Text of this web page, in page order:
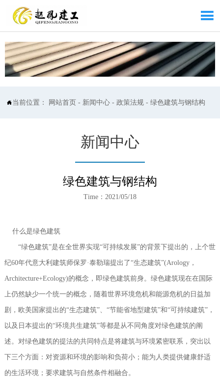

当前位置： 网站首页 - 新闻中心 -政策法规 -绿色建筑与钢结构
新闻中心
绿色建筑与钢结构
Time：2021/05/18
什么是绿色建筑
“绿色建筑”是在全世界实现“可持续发展”的背景下提出的，上个世
纪60年代意大利建筑师保罗·泰勒瑞提出了“生态建筑”(Arology，
Architecture+Ecology)的概念，即绿色建筑前身。绿色建筑现在在国际
上仍然缺少一个统一的概念，随着世界环境危机和能源危机的日益加
剧，欧美国家提出的“生态建筑”、“节能省地型建筑”和“可持续建筑”，
以及日本提出的“环境共生建筑”等都是从不同角度对绿色建筑的阐
述。对绿色建筑的提法的共同特点是将建筑与环境紧密联系，突出以
下三个方面：对资源和环境的影响和负荷小；能为人类提供健康舒适
的生活环境；要求建筑与自然条件相融合。